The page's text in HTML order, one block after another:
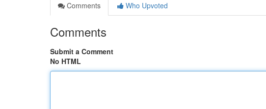
Comments
Who Upvoted
Comments
Submit a Comment
No HTML